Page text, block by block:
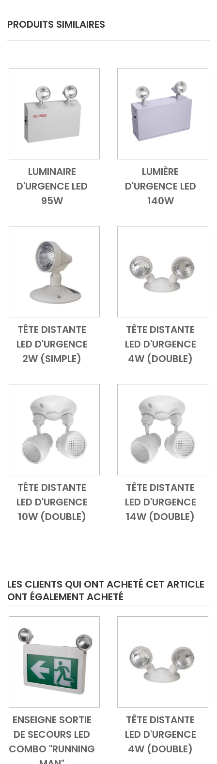
PRODUITS SIMILAIRES
Add to CartVue d'ensemble
LUMINAIRE
D'URGENCE LED
95W
Add to Cart
Vue
LUMIÈRE
D'URGENCE LED
140W
Add to CartVue d'ensemble
TÊTE DISTANTE
LED D'URGENCE
2W (SIMPLE)
Add to Cart
Vue
TÊTE DISTANTE
LED D'URGENCE
4W (DOUBLE)
Add to CartVue d'ensemble
TÊTE DISTANTE
LED D'URGENCE
10W (DOUBLE)
Add to Cart
Vue
TÊTE DISTANTE
LED D'URGENCE
14W (DOUBLE)
LES CLIENTS QUI ONT ACHETÉ CET ARTICLE
ONT ÉGALEMENT ACHETÉ
Add to Cart
Vue d'ensemble
ENSEIGNE SORTIE
DE SECOURS LED
COMBO "RUNNING
Add to Cart
Vue
TÊTE DISTANTE
LED D'URGENCE
4W (DOUBLE)